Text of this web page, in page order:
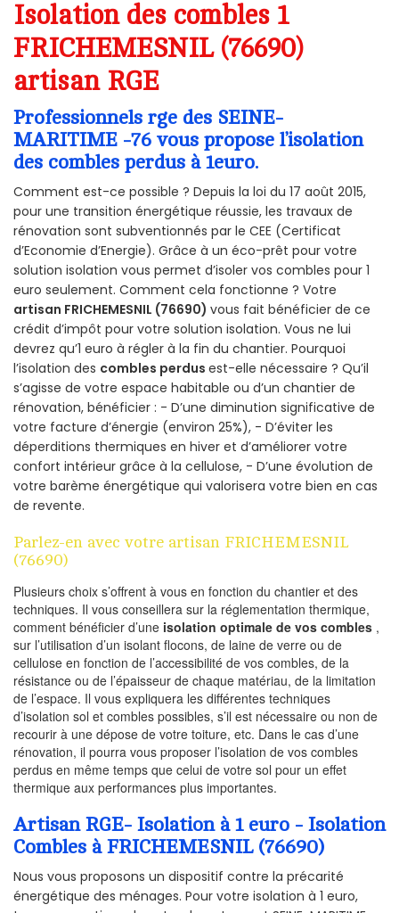
Isolation des combles 1
FRICHEMESNIL (76690)
artisan RGE
Professionnels rge des SEINE-
MARITIME -76 vous propose l’isolation
des combles perdus à 1euro.
Comment est-ce possible ? Depuis la loi du 17 août 2015,
pour une transition énergétique réussie, les travaux de
rénovation sont subventionnés par le CEE (Certificat
d’Economie d’Energie). Grâce à un éco-prêt pour votre
solution isolation vous permet d’isoler vos combles pour 1
euro seulement. Comment cela fonctionne ? Votre
artisan FRICHEMESNIL (76690) vous fait bénéficier de ce
crédit d’impôt pour votre solution isolation. Vous ne lui
devrez qu’1 euro à régler à la fin du chantier. Pourquoi
l’isolation des combles perdus est-elle nécessaire ? Qu’il
s’agisse de votre espace habitable ou d’un chantier de
rénovation, bénéficier : - D’une diminution significative de
votre facture d’énergie (environ 25%), - D’éviter les
déperditions thermiques en hiver et d’améliorer votre
confort intérieur grâce à la cellulose, - D’une évolution de
votre barème énergétique qui valorisera votre bien en cas
de revente.
Parlez-en avec votre artisan FRICHEMESNIL
(76690)
Plusieurs choix s’offrent à vous en fonction du chantier et des
techniques. Il vous conseillera sur la réglementation thermique,
comment bénéficier d’une isolation optimale de vos combles ,
sur l’utilisation d’un isolant flocons, de laine de verre ou de
cellulose en fonction de l’accessibilité de vos combles, de la
résistance ou de l’épaisseur de chaque matériau, de la limitation
de l’espace. Il vous expliquera les différentes techniques
d’isolation sol et combles possibles, s’il est nécessaire ou non de
recourir à une dépose de votre toiture, etc. Dans le cas d’une
rénovation, il pourra vous proposer l’isolation de vos combles
perdus en même temps que celui de votre sol pour un effet
thermique aux performances plus importantes.
Artisan RGE- Isolation à 1 euro - Isolation
Combles à FRICHEMESNIL (76690)
Nous vous proposons un dispositif contre la précarité
énergétique des ménages. Pour votre isolation à 1 euro,